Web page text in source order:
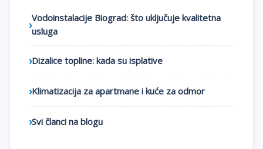
Vodoinstalacije Biograd: što uključuje kvalitetna
usluga
Dizalice topline: kada su isplative
Klimatizacija za apartmane i kuće za odmor
Svi članci na blogu